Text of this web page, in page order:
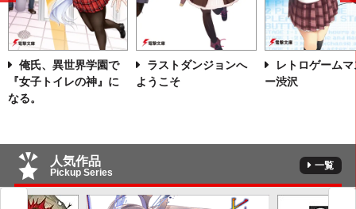
俺氏、異世界学園で
『女子トイレの神』に
なる。
ラストダンジョンへ
ようこそ
レトロゲームマ
ー渋沢
へ
人気作品
Pickup Series
一覧